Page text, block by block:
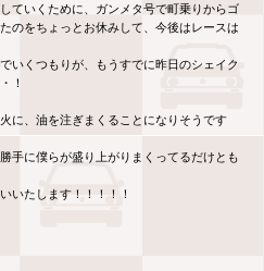
ていくために、ガンメタ号で町乗りからゴ
のをちょっとお休みして、今後はレースは
いくつもりが、もうすでに昨日のシェイク
！
に、油を注ぎまくることになりそうです
手に僕らが盛り上がりまくってるだけとも
いたします！！！！！